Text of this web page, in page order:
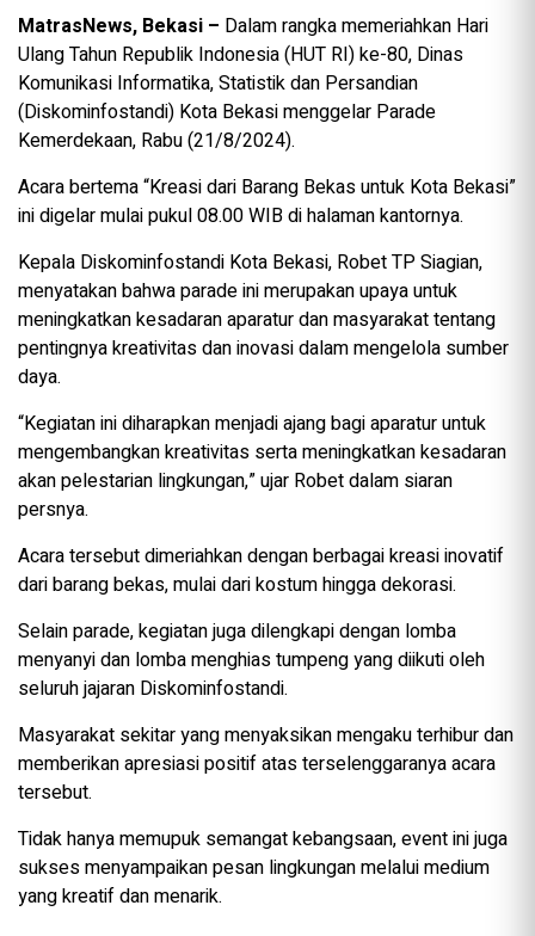
MatrasNews, Bekasi – Dalam rangka memeriahkan Hari
Ulang Tahun Republik Indonesia (HUT RI) ke-80, Dinas
Komunikasi Informatika, Statistik dan Persandian
(Diskominfostandi) Kota Bekasi menggelar Parade
Kemerdekaan, Rabu (21/8/2024).
Acara bertema “Kreasi dari Barang Bekas untuk Kota Bekasi”
ini digelar mulai pukul 08.00 WIB di halaman kantornya.
Kepala Diskominfostandi Kota Bekasi, Robet TP Siagian,
menyatakan bahwa parade ini merupakan upaya untuk
meningkatkan kesadaran aparatur dan masyarakat tentang
pentingnya kreativitas dan inovasi dalam mengelola sumber
daya.
“Kegiatan ini diharapkan menjadi ajang bagi aparatur untuk
mengembangkan kreativitas serta meningkatkan kesadaran
akan pelestarian lingkungan,” ujar Robet dalam siaran
persnya.
Acara tersebut dimeriahkan dengan berbagai kreasi inovatif
dari barang bekas, mulai dari kostum hingga dekorasi.
Selain parade, kegiatan juga dilengkapi dengan lomba
menyanyi dan lomba menghias tumpeng yang diikuti oleh
seluruh jajaran Diskominfostandi.
Masyarakat sekitar yang menyaksikan mengaku terhibur dan
memberikan apresiasi positif atas terselenggaranya acara
tersebut.
Tidak hanya memupuk semangat kebangsaan, event ini juga
sukses menyampaikan pesan lingkungan melalui medium
yang kreatif dan menarik.